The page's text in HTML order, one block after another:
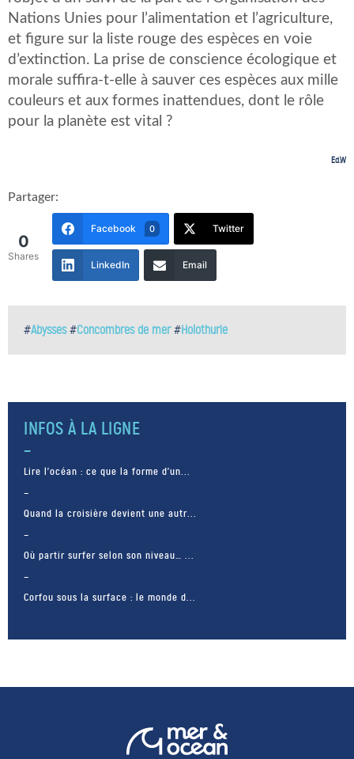
Nations Unies pour l’alimentation et l’agriculture,
et figure sur la liste rouge des espèces en voie
d’extinction. La prise de conscience écologique et
morale suffira-t-elle à sauver ces espèces aux mille
couleurs et aux formes inattendues, dont le rôle
pour la planète est vital ?
Ed.W
Partager:
0
Shares
Facebook 0 Twitter
LinkedIn Email
#Abysses#Concombres de mer#Holothurie
INFOS À LA LIGNE
Lire l’océan : ce que la forme d’un...
Quand la croisière devient une autr...
Où partir surfer selon son niveau… ...
Corfou sous la surface : le monde d...